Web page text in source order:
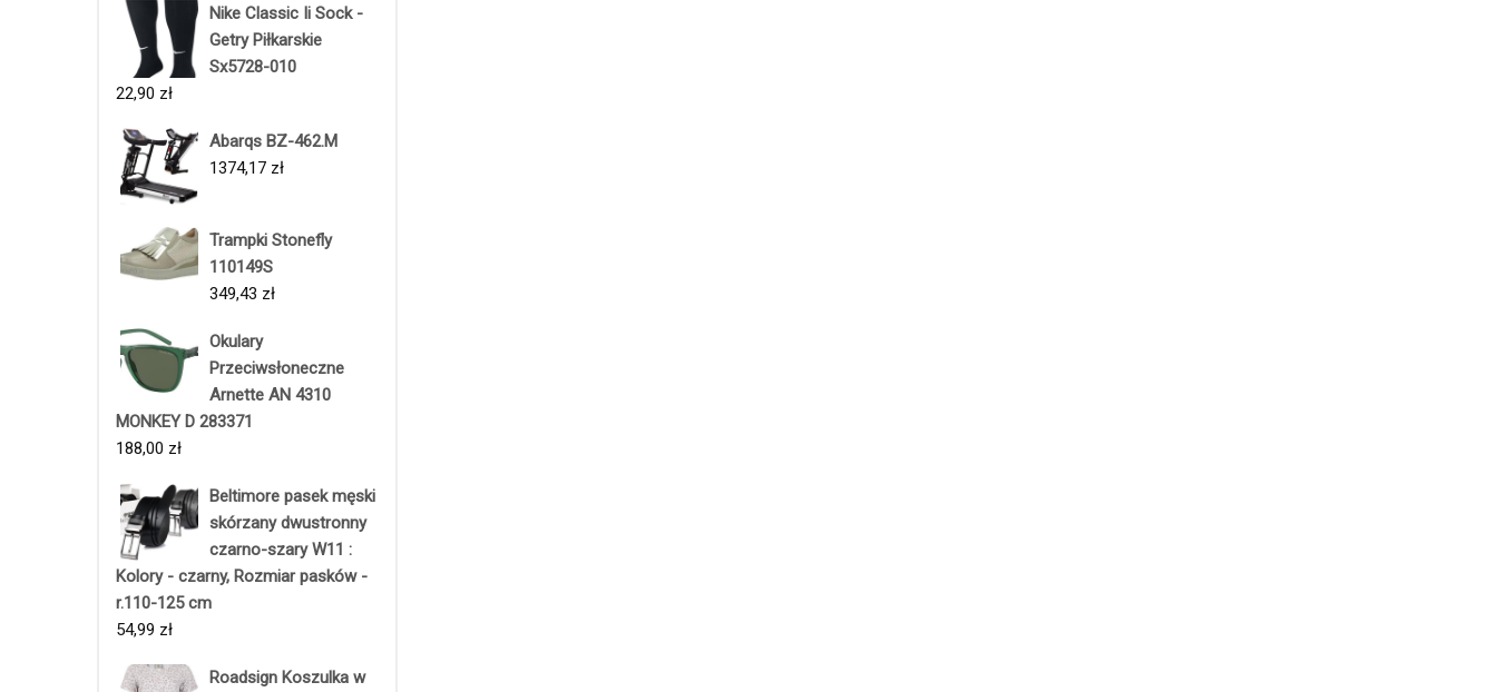
Nike Classic Ii Sock -
Getry Piłkarskie
Sx5728-010
22,90 zł
Abarqs BZ-462.M
1374,17 zł
Trampki Stonefly
110149S
349,43 zł
Okulary
Przeciwsłoneczne
Arnette AN 4310
MONKEY D 283371
188,00 zł
Beltimore pasek męski
skórzany dwustronny
czarno-szary W11 :
Kolory - czarny, Rozmiar pasków -
r.110-125 cm
54,99 zł
Roadsign Koszulka w